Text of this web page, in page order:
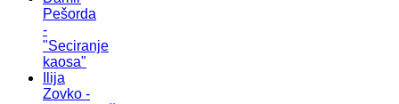
Pešorda
-
"Seciranje
kaosa"
Ilija
Zovko -